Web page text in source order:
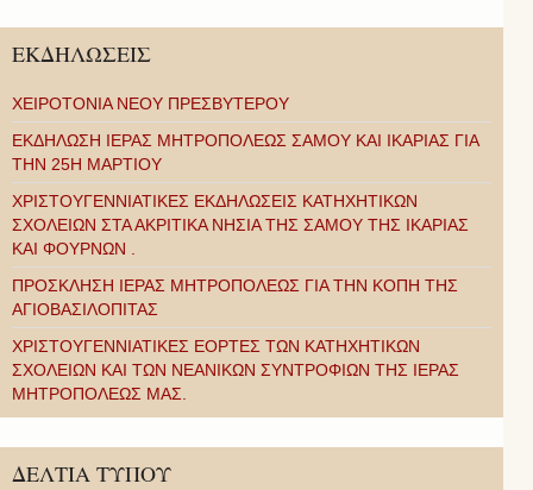
ΕΚΔΗΛΩΣΕΙΣ
ΧΕΙΡΟΤΟΝΙΑ ΝΕΟΥ ΠΡΕΣΒΥΤΕΡΟΥ
ΕΚΔΗΛΩΣΗ ΙΕΡΑΣ ΜΗΤΡΟΠΟΛΕΩΣ ΣΑΜΟΥ ΚΑΙ ΙΚΑΡΙΑΣ ΓΙΑ
ΤΗΝ 25Η ΜΑΡΤΙΟΥ
ΧΡΙΣΤΟΥΓΕΝΝΙΑΤΙΚΕΣ ΕΚΔΗΛΩΣΕΙΣ ΚΑΤΗΧΗΤΙΚΩΝ
ΣΧΟΛΕΙΩΝ ΣΤΑ ΑΚΡΙΤΙΚΑ ΝΗΣΙΑ ΤΗΣ ΣΑΜΟΥ ΤΗΣ ΙΚΑΡΙΑΣ
ΚΑΙ ΦΟΥΡΝΩΝ .
ΠΡΟΣΚΛΗΣΗ ΙΕΡΑΣ ΜΗΤΡΟΠΟΛΕΩΣ ΓΙΑ ΤΗΝ ΚΟΠΗ ΤΗΣ
ΑΓΙΟΒΑΣΙΛΟΠΙΤΑΣ
ΧΡΙΣΤΟΥΓΕΝΝΙΑΤΙΚΕΣ ΕΟΡΤΕΣ ΤΩΝ ΚΑΤΗΧΗΤΙΚΩΝ
ΣΧΟΛΕΙΩΝ ΚΑΙ ΤΩΝ ΝΕΑΝΙΚΩΝ ΣΥΝΤΡΟΦΙΩΝ ΤΗΣ ΙΕΡΑΣ
ΜΗΤΡΟΠΟΛΕΩΣ ΜΑΣ.
ΔΕΛΤΙΑ ΤΥΠΟΥ